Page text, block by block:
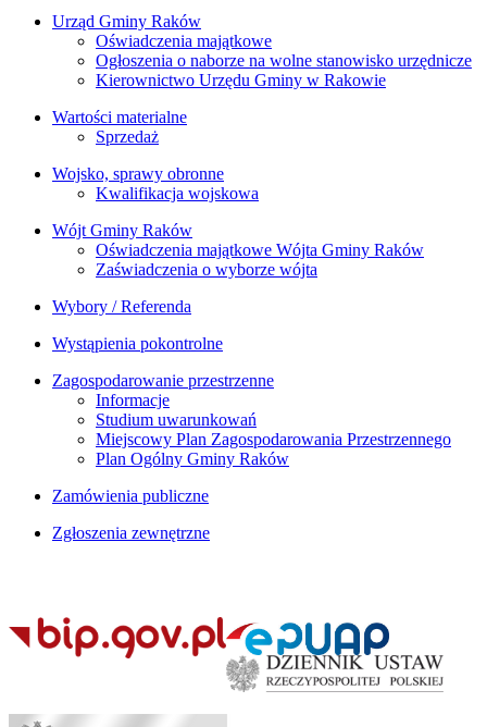
Urząd Gminy Raków
Oświadczenia majątkowe
Ogłoszenia o naborze na wolne stanowisko urzędnicze
Kierownictwo Urzędu Gminy w Rakowie
Wartości materialne
Sprzedaż
Wojsko, sprawy obronne
Kwalifikacja wojskowa
Wójt Gminy Raków
Oświadczenia majątkowe Wójta Gminy Raków
Zaświadczenia o wyborze wójta
Wybory / Referenda
Wystąpienia pokontrolne
Zagospodarowanie przestrzenne
Informacje
Studium uwarunkowań
Miejscowy Plan Zagospodarowania Przestrzennego
Plan Ogólny Gminy Raków
Zamówienia publiczne
Zgłoszenia zewnętrzne